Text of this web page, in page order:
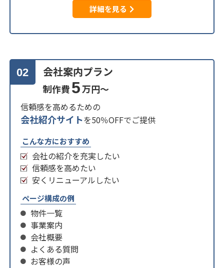
詳細を見る
02 会社案内プラン
制作費5万円～
信頼感を高めるための
会社紹介サイトを50％OFFでご提供
こんな方におすすめ
会社の紹介を充実したい
信頼感を高めたい
安くリニューアルしたい
ページ構成の例
物件一覧
事業案内
会社概要
よくある質問
お客様の声